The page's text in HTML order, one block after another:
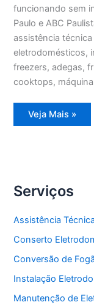
funcionando sem
Paulo e ABC
assistência
eletrodomésticos,
freezers, adegas,
cooktops,
Assistência
Técnica
Veja Mais »
Serviços
Assistência
Conserto
Conversão de
Instalação
Manutenção de